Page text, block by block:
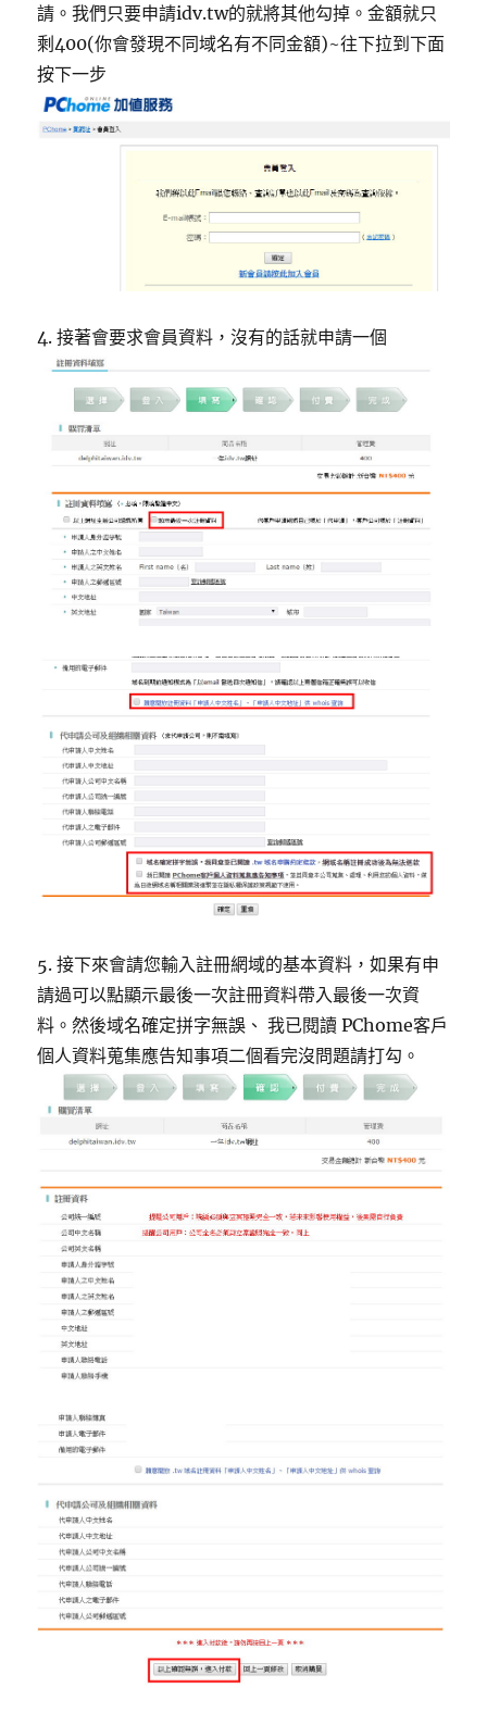
請。我們只要申請idv.tw的就將其他勾掉。金額就只
剩400(你會發現不同域名有不同金額)~往下拉到下面
按下一步
4. 接著會要求會員資料，沒有的話就申請一個
5. 接下來會請您輸入註冊網域的基本資料，如果有申
請過可以點顯示最後一次註冊資料帶入最後一次資
料。然後域名確定拼字無誤、 我已閱讀 PChome客戶
個人資料蒐集應告知事項二個看完沒問題請打勾。